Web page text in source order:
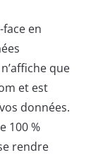
en
que
et est
données.
100 %
rendre